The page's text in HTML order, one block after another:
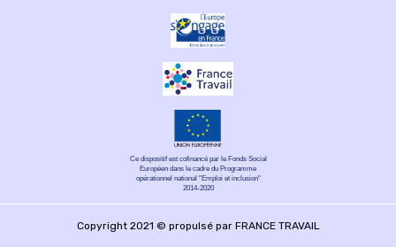
Ce dispositif est cofinancé par le Fonds Social
Européen dans le cadre du Programme
opérationnel national "Emploi et inclusion"
2014-2020
Copyright 2021 © propulsé par FRANCE TRAVAIL